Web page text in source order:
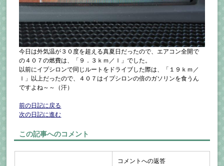
今日は外気温が３０度を超える真夏日だったので、エアコン全開で
の４０７の燃費は、「９．３ｋｍ／ｌ」でした。
以前にイプシロンで同じルートをドライブした際は、「１９ｋｍ／
ｌ」以上だったので、４０７はイプシロンの倍のガソリンを食うん
ですよね～～（汗）
前の日記に戻る
次の日記に進む
この記事へのコメント
コメントへの返答